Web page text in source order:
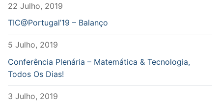
22 Julho, 2019
TIC@Portugal’19 – Balanço
5 Julho, 2019
Conferência Plenária – Matemática & Tecnologia,
Todos Os Dias!
3 Julho, 2019